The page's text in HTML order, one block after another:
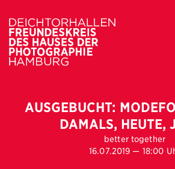
AUSGEBUCHT:
DAMALS, HEUTE,
better together
16.07.2019 — 18:00